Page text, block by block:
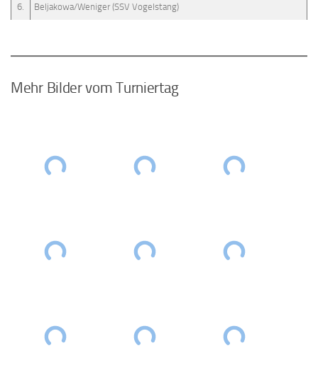
6. Beljakowa/Weniger (SSV Vogelstang)
Mehr Bilder vom Turniertag